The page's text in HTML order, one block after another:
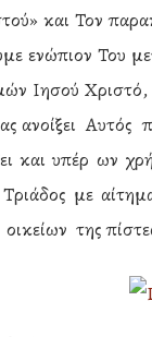
και Τον
ενώπιον Του
Ιησού
ανοίξει
και υπέρ ων
με
της